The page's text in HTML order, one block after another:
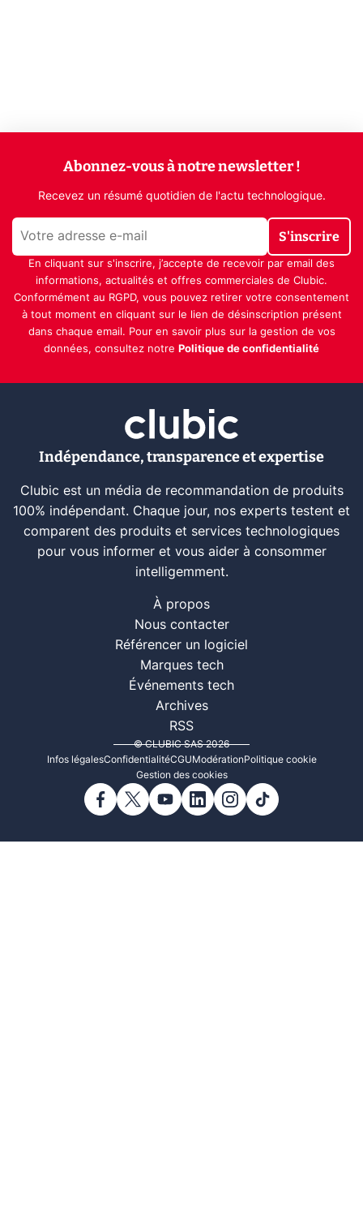
Abonnez-vous à notre newsletter !
Recevez un résumé quotidien de l'actu technologique.
S'inscrire
En cliquant sur s'inscrire, j’accepte de recevoir par email des
informations, actualités et offres commerciales de Clubic.
Conformément au RGPD, vous pouvez retirer votre consentement
à tout moment en cliquant sur le lien de désinscription présent
dans chaque email. Pour en savoir plus sur la gestion de vos
données, consultez notre Politique de confidentialité
Indépendance, transparence et expertise
Clubic est un média de recommandation de produits
100% indépendant. Chaque jour, nos experts testent et
comparent des produits et services technologiques
pour vous informer et vous aider à consommer
intelligemment.
À propos
Nous contacter
Référencer un logiciel
Marques tech
Événements tech
Archives
RSS
© CLUBIC SAS 2026
Infos légalesConfidentialitéCGUModérationPolitique cookie
Gestion des cookies